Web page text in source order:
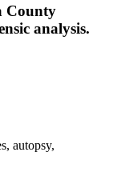
County
analysis.
autopsy,